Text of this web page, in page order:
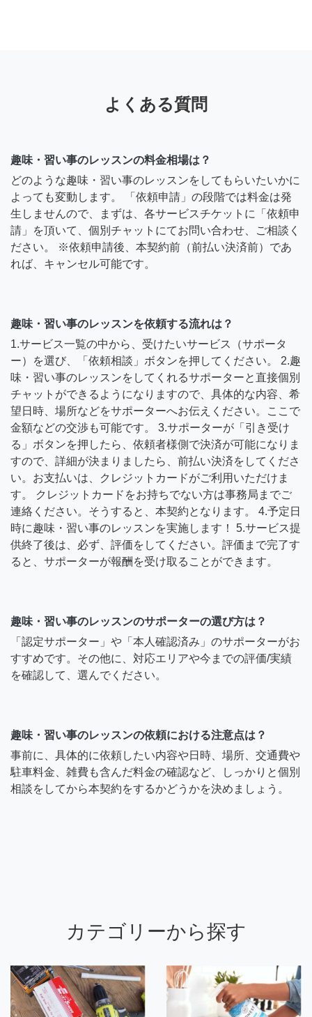
よくある質問
趣味・習い事のレッスンの料金相場は？
どのような趣味・習い事のレッスンをしてもらいたいかに
よっても変動します。 「依頼申請」の段階では料金は発
生しませんので、まずは、各サービスチケットに「依頼申
請」を頂いて、個別チャットにてお問い合わせ、ご相談く
ださい。 ※依頼申請後、本契約前（前払い決済前）であ
れば、キャンセル可能です。
趣味・習い事のレッスンを依頼する流れは？
1.サービス一覧の中から、受けたいサービス（サポータ
ー）を選び、「依頼相談」ボタンを押してください。 2.趣
味・習い事のレッスンをしてくれるサポーターと直接個別
チャットができるようになりますので、具体的な内容、希
望日時、場所などをサポーターへお伝えください。ここで
金額などの交渉も可能です。 3.サポーターが「引き受け
る」ボタンを押したら、依頼者様側で決済が可能になりま
すので、詳細が決まりましたら、前払い決済をしてくださ
い。お支払いは、クレジットカードがご利用いただけま
す。 クレジットカードをお持ちでない方は事務局までご
連絡ください。そうすると、本契約となります。 4.予定日
時に趣味・習い事のレッスンを実施します！ 5.サービス提
供終了後は、必ず、評価をしてください。評価まで完了す
ると、サポーターが報酬を受け取ることができます。
趣味・習い事のレッスンのサポーターの選び方は？
「認定サポーター」や「本人確認済み」のサポーターがお
すすめです。その他に、対応エリアや今までの評価/実績
を確認して、選んでください。
趣味・習い事のレッスンの依頼における注意点は？
事前に、具体的に依頼したい内容や日時、場所、交通費や
駐車料金、雑費も含んだ料金の確認など、しっかりと個別
相談をしてから本契約をするかどうかを決めましょう。
カテゴリーから探す